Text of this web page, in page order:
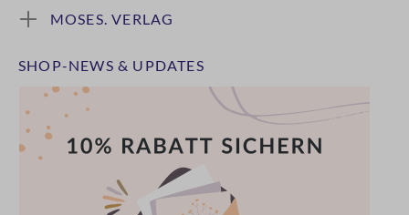
MOSES. VERLAG
SHOP-NEWS & UPDATES